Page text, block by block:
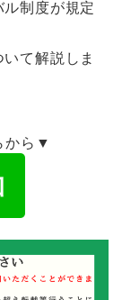
制度が規定
て解説しま
から▼